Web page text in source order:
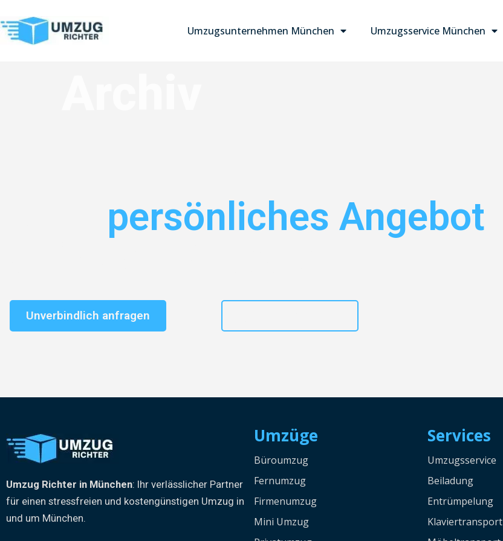
Umzugsunternehmen München Umzugsservice München
persönliches Angebot
Unverbindlich anfragen
Umzug Richter in München: Ihr verlässlicher Partner
für einen stressfreien und kostengünstigen Umzug in
und um München.
Umzüge
Büroumzug
Fernumzug
Firmenumzug
Mini Umzug
Services
Umzugsservice
Beiladung
Entrümpelung
Klaviertransport